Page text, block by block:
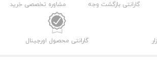
گارانتی بازگشت وجه مشاوره تخصصی خرید
گارانتی محصول اورجینال